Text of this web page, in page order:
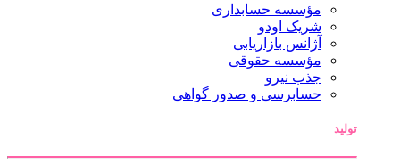
مؤسسه حسابداری
شریک اودو
آژانس بازاریابی
مؤسسه حقوقی
جذب نیرو
حسابرسی و صدور گواهی
تولید